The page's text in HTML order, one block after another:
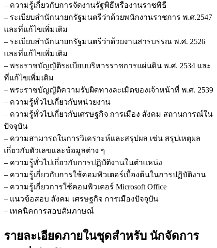
– ความรู้เกี่ยวกับการจัดงานรัฐพิธีหรืองานราชพิธี
– ระเบียบสำนักนายกรัฐมนตรีว่าด้วยพนักงานราชการ พ.ศ.2547
และที่แก้ไขเพิ่มเติม
– ระเบียบสำนักนายกรัฐมนตรีว่าด้วยงานสารบรรณ พ.ศ. 2526
และที่แก้ไขเพิ่มเติม
– พระราชบัญญัติระเบียบบริหารราชการแผ่นดิน พ.ศ. 2534 และ
ที่แก้ไขเพิ่มเติม
– พระราชบัญญัติความรับผิดทางละเมิดของเจ้าหน้าที่ พ.ศ. 2539
– ความรู้ทั่วไปเกี่ยวกับหน่วยงาน
– ความรู้ทั่วไปเกี่ยวกับเศรษฐกิจ การเมือง สังคม สถานการณ์ใน
ปัจจุบัน
– ความสามารถในการวิเคราะห์และสรุปผล เช่น สรุปเหตุผล
เกี่ยวกับตัวเลขและข้อมูลต่าง ๆ
– ความรู้ทั่วไปเกี่ยวกับการปฏิบัติงานในตำแหน่ง
– ความรู้เกี่ยวกับการใช้คอมพิวเตอร์เบื้องต้นในการปฏิบัติงาน
– ความรู้เกี่ยวการใช้คอมพิวเตอร์ Microsoft Office
– แนวข้อสอบ สังคม เศรษฐกิจ การเมืองปัจจุบัน
– เทคนิคการสอบสัมภาษณ์
รายละเอียดภายในชุดสำหรับ นักจัดการ